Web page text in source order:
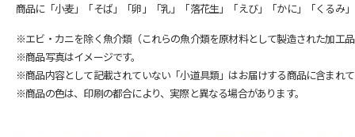
商品に「小麦」「そば」「卵」「乳」「落花生」「えび」「かに」「くるみ
※エビ・カニを除く魚介類（これらの魚介類を原材料として製造された加工
※商品写真はイメージです。
※商品内容として記載されていない「小道具類」はお届けする商品に含まれ
※商品の色は、印刷の都合により、実際と異なる場合があります。